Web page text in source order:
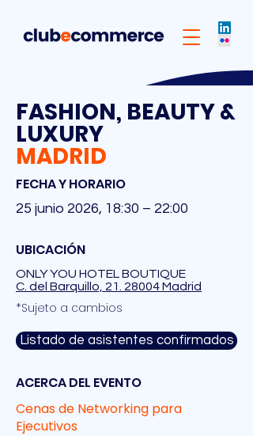
FASHION, BEAUTY &
LUXURY
MADRID
FECHA Y HORARIO
25 junio 2026, 18:30 – 22:00
UBICACIÓN
ONLY YOU HOTEL BOUTIQUE
C. del Barquillo, 21. 28004 Madrid
*Sujeto a cambios
Listado de asistentes confirmados
ACERCA DEL EVENTO
Cenas de Networking para
Ejecutivos